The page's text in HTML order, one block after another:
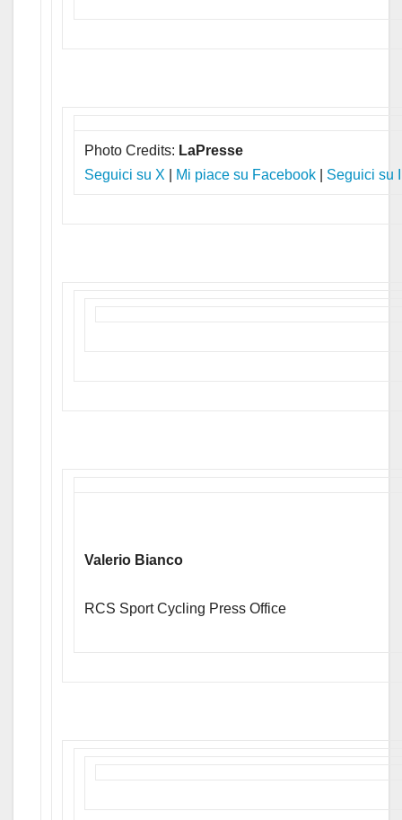
Photo Credits: LaPresse
Seguici su X
Mi piace su Facebook| Seguici su
Valerio Bianco
RCS Sport Cycling Press Office